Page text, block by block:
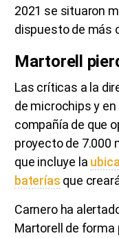
2021 se situaron
dispuesto de más
Martorell
Las críticas a la
de microchips y
compañía de que
proyecto de 7.000
que incluye la
baterías que
Carnero ha
Martorell de forma